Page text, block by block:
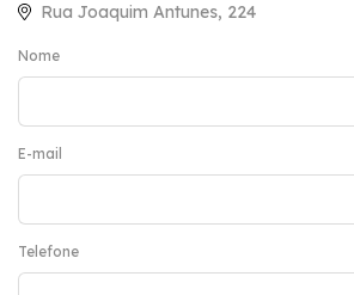
Rua Joaquim Antunes, 224
Nome
E-mail
Telefone